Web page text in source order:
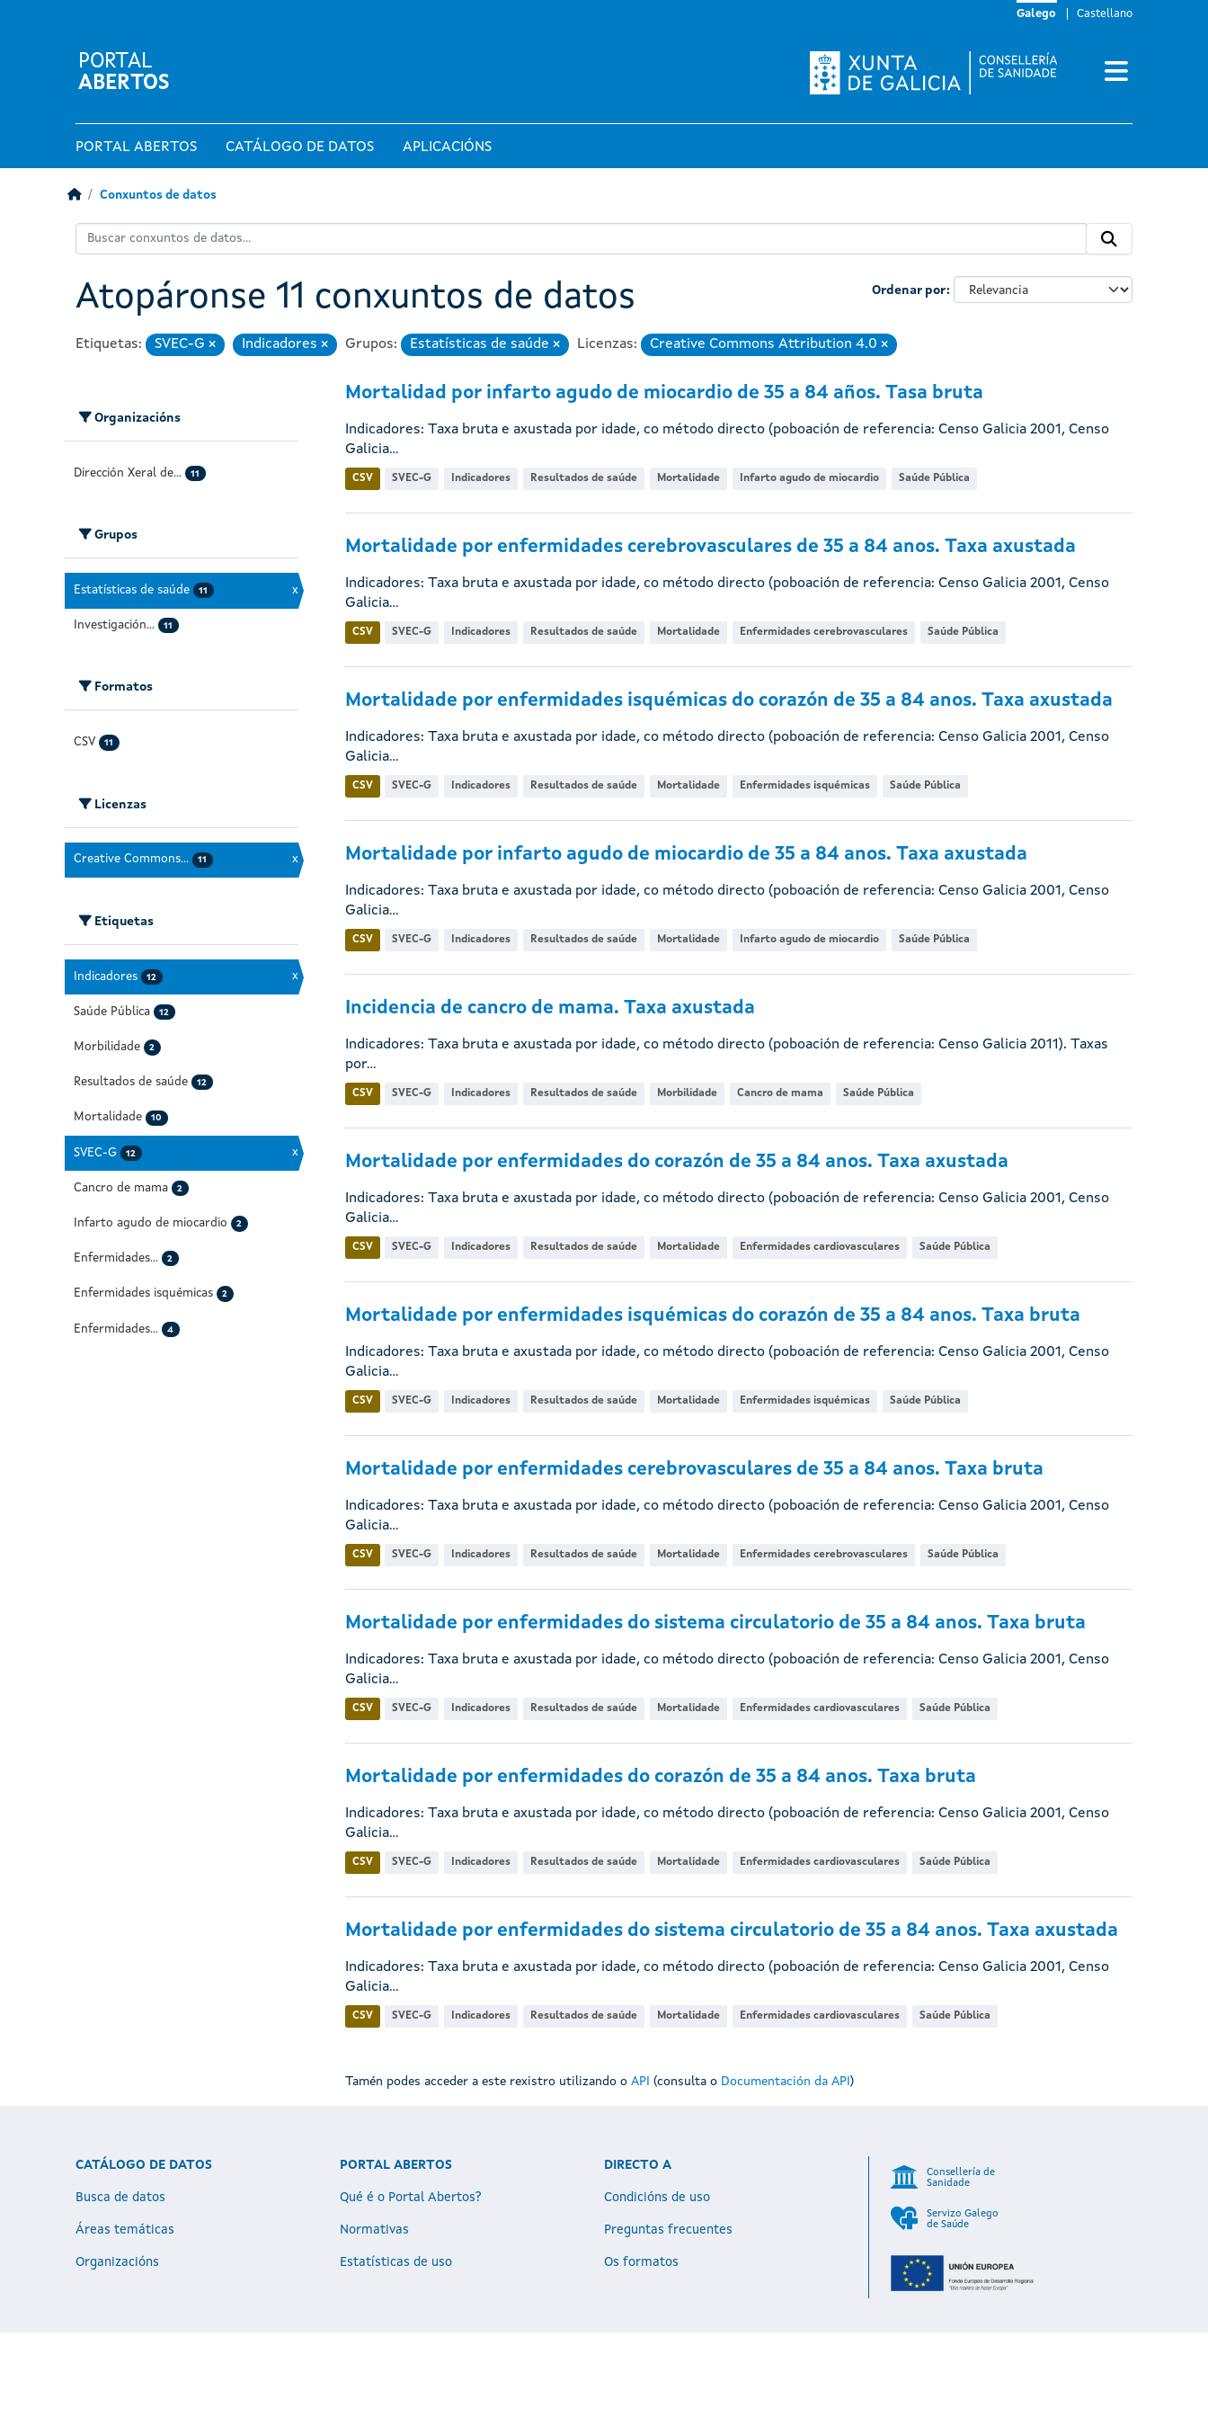
Galego Castellano
PORTAL
ABERTOS
PORTAL ABERTOS CATÁLOGO DE DATOS APLICACIÓNS
Conxuntos de datos
Ordenar por
Atopáronse 11 conxuntos de datos
Etiquetas: SVEC-G EliminarIndicadores EliminarGrupos: Estatísticas de saúde EliminarLicenzas: Creative Commons Attribution 4.0 Eliminar
Organizacións
Dirección Xeral de... 11
Grupos
Estatísticas de saúde 11 x
Investigación... 11
Formatos
CSV 11
Licenzas
Creative Commons... 11 x
Etiquetas
Indicadores 12 x
Saúde Pública 12
Morbilidade 2
Resultados de saúde 12
Mortalidade 10
SVEC-G 12 x
Cancro de mama 2
Infarto agudo de miocardio 2
Enfermidades... 2
Enfermidades isquémicas 2
Enfermidades... 4
Mortalidad por infarto agudo de miocardio de 35 a 84 años. Tasa bruta
Indicadores: Taxa bruta e axustada por idade, co método directo (poboación de referencia: Censo Galicia 2001, Censo
Galicia...
CSV SVEC-G Indicadores Resultados de saúde Mortalidade Infarto agudo de miocardio Saúde Pública
Mortalidade por enfermidades cerebrovasculares de 35 a 84 anos. Taxa axustada
Indicadores: Taxa bruta e axustada por idade, co método directo (poboación de referencia: Censo Galicia 2001, Censo
Galicia...
CSV SVEC-G Indicadores Resultados de saúde Mortalidade Enfermidades cerebrovasculares Saúde Pública
Mortalidade por enfermidades isquémicas do corazón de 35 a 84 anos. Taxa axustada
Indicadores: Taxa bruta e axustada por idade, co método directo (poboación de referencia: Censo Galicia 2001, Censo
Galicia...
CSV SVEC-G Indicadores Resultados de saúde Mortalidade Enfermidades isquémicas Saúde Pública
Mortalidade por infarto agudo de miocardio de 35 a 84 anos. Taxa axustada
Indicadores: Taxa bruta e axustada por idade, co método directo (poboación de referencia: Censo Galicia 2001, Censo
Galicia...
CSV SVEC-G Indicadores Resultados de saúde Mortalidade Infarto agudo de miocardio Saúde Pública
Incidencia de cancro de mama. Taxa axustada
Indicadores: Taxa bruta e axustada por idade, co método directo (poboación de referencia: Censo Galicia 2011). Taxas
por...
CSV SVEC-G Indicadores Resultados de saúde Morbilidade Cancro de mama Saúde Pública
Mortalidade por enfermidades do corazón de 35 a 84 anos. Taxa axustada
Indicadores: Taxa bruta e axustada por idade, co método directo (poboación de referencia: Censo Galicia 2001, Censo
Galicia...
CSV SVEC-G Indicadores Resultados de saúde Mortalidade Enfermidades cardiovasculares Saúde Pública
Mortalidade por enfermidades isquémicas do corazón de 35 a 84 anos. Taxa bruta
Indicadores: Taxa bruta e axustada por idade, co método directo (poboación de referencia: Censo Galicia 2001, Censo
Galicia...
CSV SVEC-G Indicadores Resultados de saúde Mortalidade Enfermidades isquémicas Saúde Pública
Mortalidade por enfermidades cerebrovasculares de 35 a 84 anos. Taxa bruta
Indicadores: Taxa bruta e axustada por idade, co método directo (poboación de referencia: Censo Galicia 2001, Censo
Galicia...
CSV SVEC-G Indicadores Resultados de saúde Mortalidade Enfermidades cerebrovasculares Saúde Pública
Mortalidade por enfermidades do sistema circulatorio de 35 a 84 anos. Taxa bruta
Indicadores: Taxa bruta e axustada por idade, co método directo (poboación de referencia: Censo Galicia 2001, Censo
Galicia...
CSV SVEC-G Indicadores Resultados de saúde Mortalidade Enfermidades cardiovasculares Saúde Pública
Mortalidade por enfermidades do corazón de 35 a 84 anos. Taxa bruta
Indicadores: Taxa bruta e axustada por idade, co método directo (poboación de referencia: Censo Galicia 2001, Censo
Galicia...
CSV SVEC-G Indicadores Resultados de saúde Mortalidade Enfermidades cardiovasculares Saúde Pública
Mortalidade por enfermidades do sistema circulatorio de 35 a 84 anos. Taxa axustada
Indicadores: Taxa bruta e axustada por idade, co método directo (poboación de referencia: Censo Galicia 2001, Censo
Galicia...
CSV SVEC-G Indicadores Resultados de saúde Mortalidade Enfermidades cardiovasculares Saúde Pública
Tamén podes acceder a este rexistro utilizando o API (consulta o Documentación da API )
CATÁLOGO DE DATOS
Busca de datos
Áreas temáticas
Organizacións
PORTAL ABERTOS
Qué é o Portal Abertos?
Normativas
Estatísticas de uso
DIRECTO A
Condicións de uso
Preguntas frecuentes
Os formatos
Consellería de
Sanidade
Servizo Galego
de Saúde